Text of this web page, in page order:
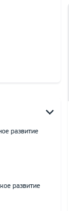
развитие
развитие